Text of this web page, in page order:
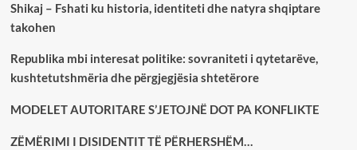
Shikaj – Fshati ku historia, identiteti dhe natyra shqiptare
takohen
Republika mbi interesat politike: sovraniteti i qytetarëve,
kushtetutshmëria dhe përgjegjësia shtetërore
MODELET AUTORITARE S’JETOJNË DOT PA KONFLIKTE
ZËMËRIMI I DISIDENTIT TË PËRHERSHËM…